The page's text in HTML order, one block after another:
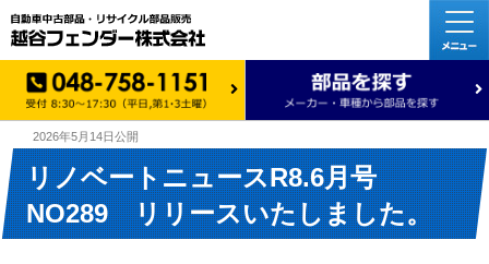
2026年5月14日公開
リノベートニュースR8.6月号
NO289 リリースいたしました。